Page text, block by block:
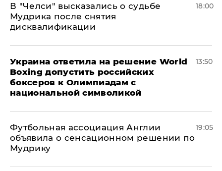
В "Челси" высказались о судьбе
Мудрика после снятия
дисквалификации
18:00
Украина ответила на решение World
Boxing допустить российских
боксеров к Олимпиадам с
национальной символикой
13:50
Футбольная ассоциация Англии
объявила о сенсационном решении по
Мудрику
19:05